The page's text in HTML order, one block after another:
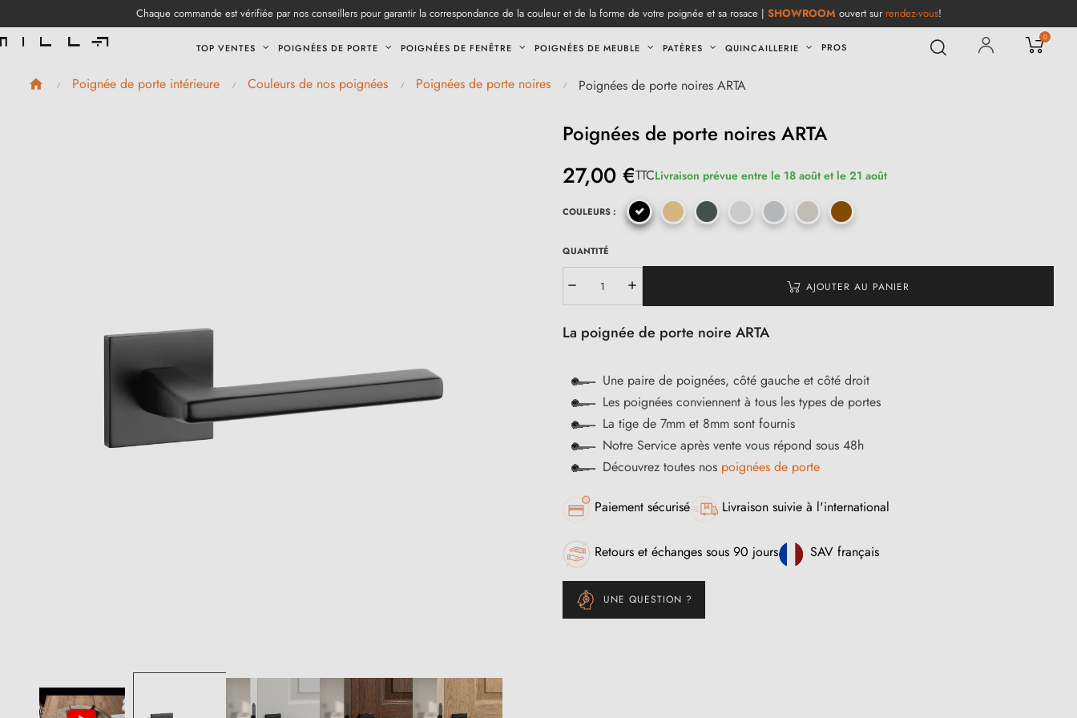
Chaque commande est vérifiée par nos conseillers pour garantir la correspondance de la couleur et de la forme de votre poignée et sa rosace | SHOWROOM ouvert sur rendez-vous!
TOP VENTES POIGNÉES DE PORTE POIGNÉES DE FENÊTRE POIGNÉES DE MEUBLE PATÈRES QUINCAILLERIE PROS
0
Poignée de porte intérieure Couleurs de nos poignées Poignées de porte noires Poignées de porte noires ARTA
Poignées de porte noires ARTA
27,00 €TTCLivraison prévue entre le 18 août et le 21 août
COULEURS :
QUANTITÉ
AJOUTER AU PANIER
La poignée de porte noire ARTA
Une paire de poignées, côté gauche et côté droit
Les poignées conviennent à tous les types de portes
La tige de 7mm et 8mm sont fournis
Notre Service après vente vous répond sous 48h
Découvrez toutes nos poignées de porte
Paiement sécurisé Livraison suivie à l'international
Retours et échanges sous 90 jours SAV français
UNE QUESTION ?